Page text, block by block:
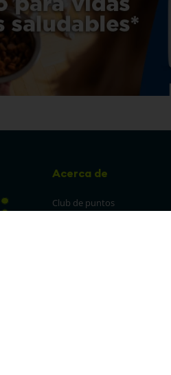
Acerca de
Club de puntos